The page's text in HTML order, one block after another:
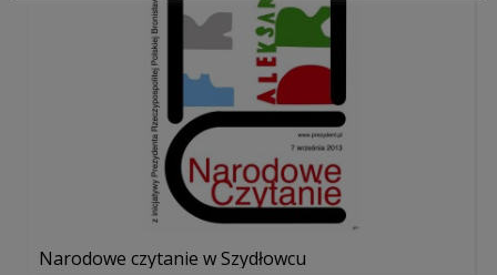
Narodowe czytanie w Szydłowcu